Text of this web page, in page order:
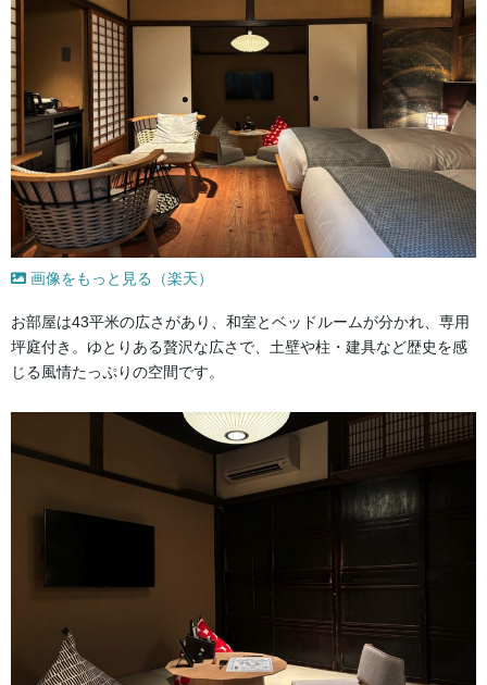
画像をもっと見る（楽天）
お部屋は43平米の広さがあり、和室とベッドルームが分かれ、専用
坪庭付き。ゆとりある贅沢な広さで、土壁や柱・建具など歴史を感
じる風情たっぷりの空間です。